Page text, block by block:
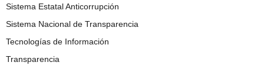
Sistema Estatal Anticorrupción
Sistema Nacional de Transparencia
Tecnologías de Información
Transparencia